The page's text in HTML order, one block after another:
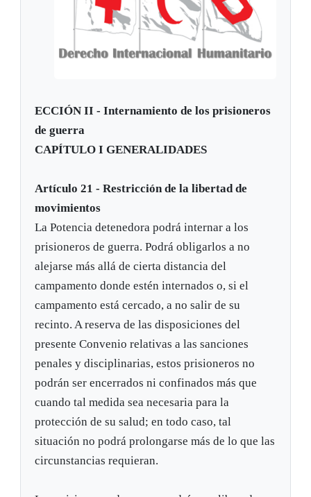
ECCIÓN II - Internamiento de los prisioneros
de guerra
CAPÍTULO I GENERALIDADES
Artículo 21 - Restricción de la libertad de
movimientos
La Potencia detenedora podrá internar a los
prisioneros de guerra. Podrá obligarlos a no
alejarse más allá de cierta distancia del
campamento donde estén internados o, si el
campamento está cercado, a no salir de su
recinto. A reserva de las disposiciones del
presente Convenio relativas a las sanciones
penales y disciplinarias, estos prisioneros no
podrán ser encerrados ni confinados más que
cuando tal medida sea necesaria para la
protección de su salud; en todo caso, tal
situación no podrá prolongarse más de lo que las
circunstancias requieran.